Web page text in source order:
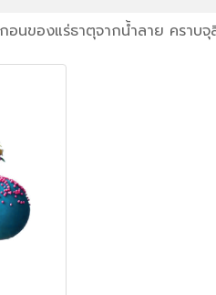
อนของแร่ธาตุจากน้ำลาย คราบ